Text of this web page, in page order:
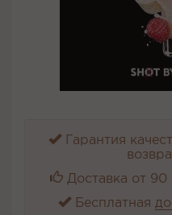
Гарантия
Доставка от 90
Бесплатная